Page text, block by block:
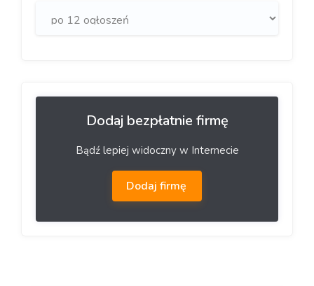
Dodaj bezpłatnie firmę
Bądź lepiej widoczny w Internecie
Dodaj firmę